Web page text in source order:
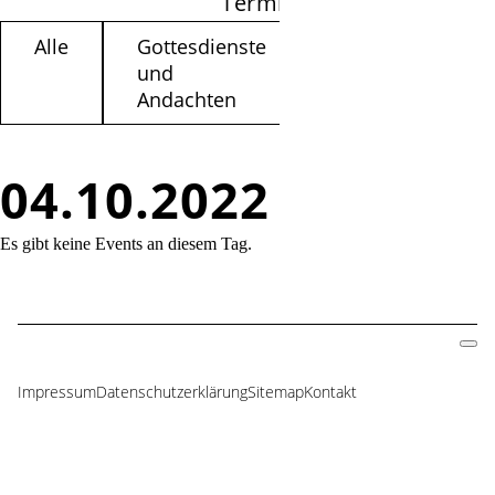
04.10.2022
Alle
Gottesdienste
und
Andachten
Es gibt keine Events an diesem Tag.
Navigation
ImpressumDatenschutzerklärungSitemapKontakt